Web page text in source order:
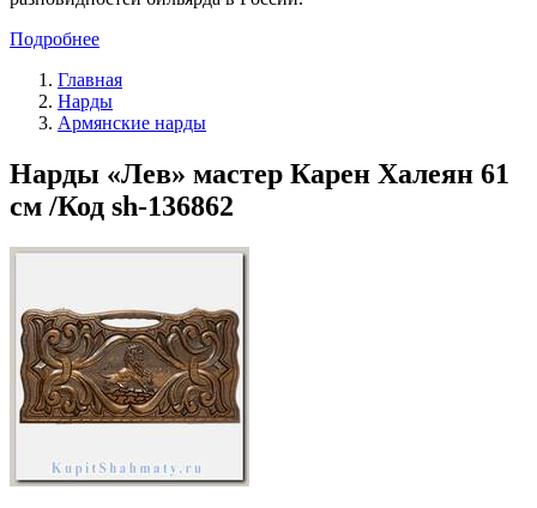
Подробнее
Главная
Нарды
Армянские нарды
Нарды «Лев» мастер Карен Халеян 61
см /Код sh-136862